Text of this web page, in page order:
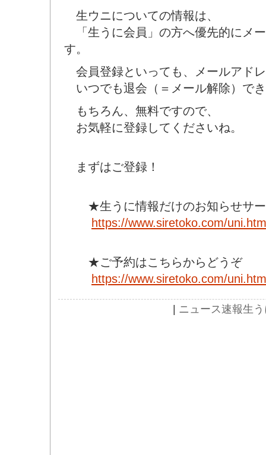
生ウニについての情報は、
「生うに会員」の方へ優先的にメ
す。
会員登録といっても、メールアド
いつでも退会（＝メール解除）で
もちろん、無料ですので、
お気軽に登録してくださいね。
まずはご登録！
★生うに情報だけのお知らせサー
https://www.siretoko.com/
★ご予約はこちらからどうぞ
https://www.siretoko.com/
| ニュース速報生